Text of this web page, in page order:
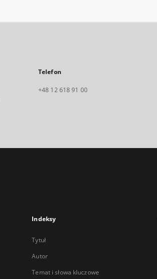
Telefon
+48 12 618 91 00
Indeksy
Tytuł
Autor
Temat i słowa kluczowe